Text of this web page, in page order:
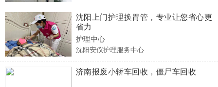
沈阳上门护理换胃管，专业让您省心更
省力
护理中心
沈阳安仪护理服务中心
济南报废小轿车回收，僵尸车回收